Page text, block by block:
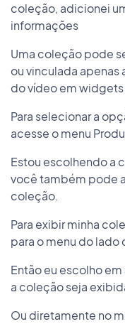
coleção, adicionei
informações
Uma coleção pode
ou vinculada apenas
do vídeo em
Para selecionar a
acesse o menu
Estou escolhendo a
você também pode
coleção.
Para exibir minha
para o menu do lado
Então eu escolho
a coleção seja
Ou diretamente no